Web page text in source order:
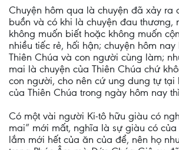
Chuyện hôm qua là chuyện đã xảy ra
buồn và có khi là chuyện đau thương,
không muốn biết hoặc không muốn
nhiều tiếc rẻ, hối hận; chuyện hôm
Thiên Chúa và con người cùng làm;
mai là chuyện của Thiên Chúa chứ
con người, cho nên cứ ung dung tự tại
của Thiên Chúa trong ngày hôm nay
Có một vài người Ki-tô hữu giàu có
mai” mới mất, nghĩa là sự giàu có của
lắm mới hết của ăn của để, nên họ